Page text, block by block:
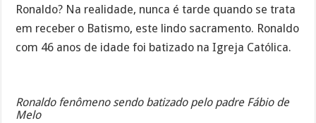
Ronaldo? Na realidade, nunca é tarde quando se trata
em receber o Batismo, este lindo sacramento. Ronaldo
com 46 anos de idade foi batizado na Igreja Católica.
Ronaldo fenômeno sendo batizado pelo padre Fábio de
Melo